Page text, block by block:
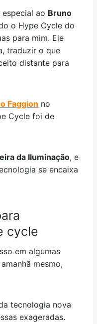
ao Bruno
o Hype Cycle do
para mim. Ele
traduzir o que
distante para
Faggion no
Cycle foi de
da Iluminação, e
se encaixa
cycle
em algumas
mesmo,
tecnologia nova
exageradas.